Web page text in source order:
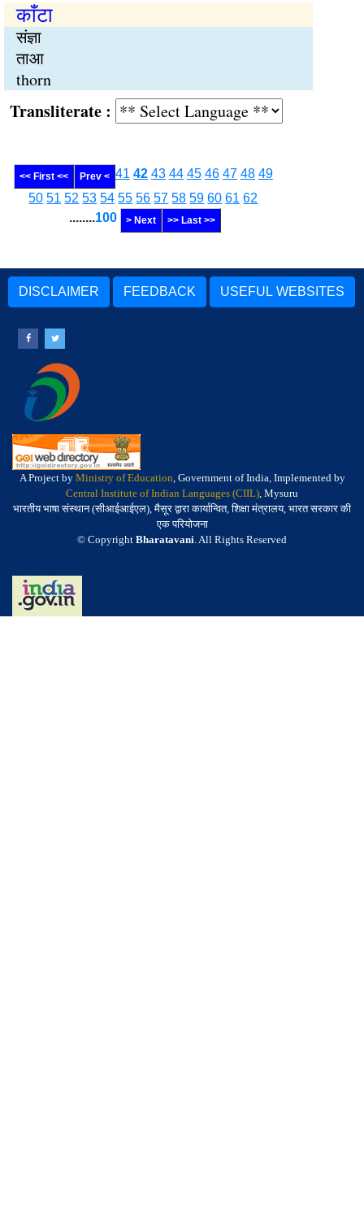
काँटा
संज्ञा
ताआ
thorn
:
<< First << Prev < 41 42 43 44 45 46 47 48 49
50 51 52 53 54 55 56 57 58 59 60 61 62
........100 > Next >> Last >>
DISCLAIMER FEEDBACK USEFUL WEBSITES
A Project by Ministry of Education, Government of India, Implemented by
Central Institute of Indian Languages (CIIL), Mysuru
भारतीय भाषा संस्थान (सीआईआईएल), मैसूर द्वारा कार्यान्वित, शिक्षा मंत्रालय, भारत सरकार की
एक परियोजना
© Copyright Bharatavani. All Rights Reserved